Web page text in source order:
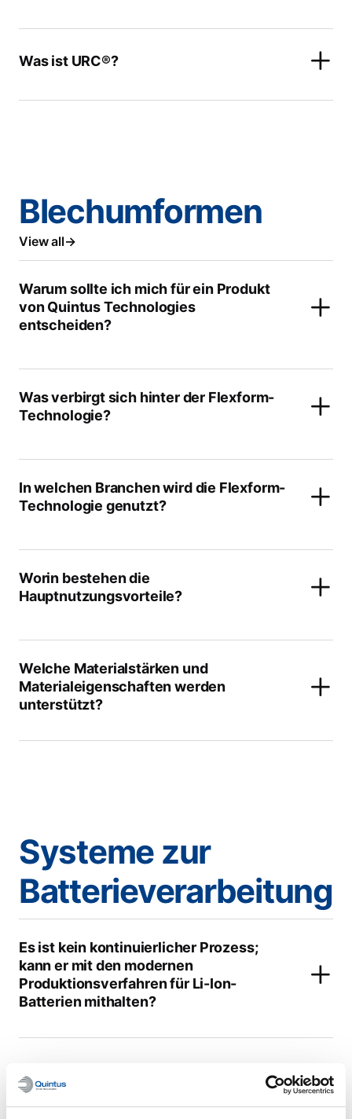
Was ist URC®?
Blechumformen
View all
Warum sollte ich mich für ein Produkt
von Quintus Technologies
entscheiden?
Was verbirgt sich hinter der Flexform-
Technologie?
In welchen Branchen wird die Flexform-
Technologie genutzt?
Worin bestehen die
Hauptnutzungsvorteile?
Welche Materialstärken und
Materialeigenschaften werden
unterstützt?
Systeme zur
Batterieverarbeitung
Es ist kein kontinuierlicher Prozess;
kann er mit den modernen
Produktionsverfahren für Li-Ion-
Batterien mithalten?